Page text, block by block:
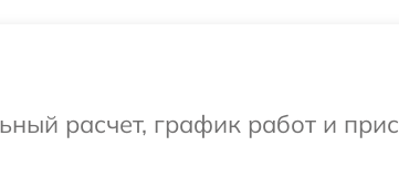
расчет, график работ и